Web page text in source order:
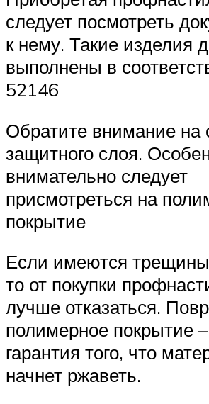
следует посмотреть
к нему. Такие изделия
выполнены в
52146
Обратите внимание на
защитного слоя.
внимательно следует
присмотреться на
покрытие
Если имеются
то от покупки
лучше отказаться.
полимерное покрытие
гарантия того, что
начнет ржаветь.